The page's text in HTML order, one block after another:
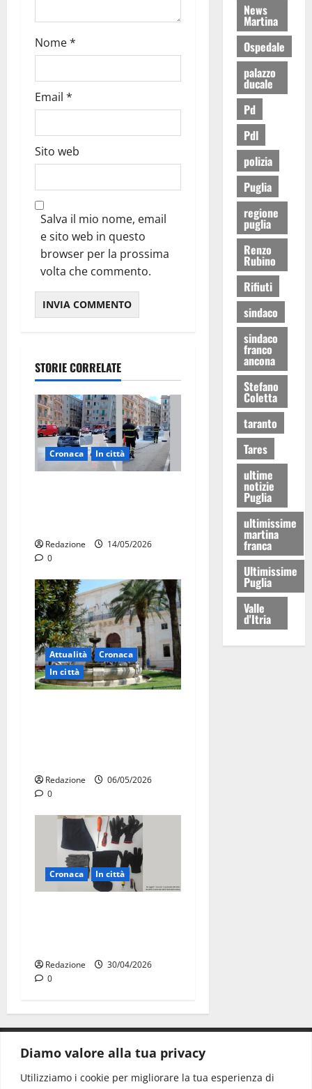
Diamo valore alla tua privacy
Utilizziamo i cookie per migliorare la tua esperienza di
Nome*
Email *
Sito web
Salva il mio nome, email
e sito web in questo
browser per la prossima
volta che commento.
STORIE CORRELATE
Cronaca In città
Redazione
14/05/2026
0
Attualità
Cronaca
In città
Redazione
06/05/2026
0
Cronaca In città
Redazione
30/04/2026
0
News
Martina
Ospedale
palazzo
ducale
Pd
Pdl
polizia
Puglia
regione
puglia
Renzo
Rubino
Rifiuti
sindaco
sindaco
franco
ancona
Stefano
Coletta
taranto
Tares
ultime
notizie
Puglia
ultimissime
martina
franca
Ultimissime
Puglia
Valle
d'Itria
CONTATTI.